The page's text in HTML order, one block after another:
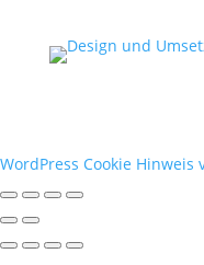
WordPress Cookie Hinweis